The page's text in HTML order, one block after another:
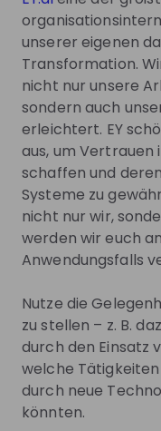
Transactions an.
Branchenwissen,
multidisziplinäres
Ökosystem-
Dienstleistungen in
Regionen an.
Ihr möchtet Teil
regelmäßig
Einladungen zu
meldet euch in
freuen uns auf euch!
Werdet Teil
Jobportalund
Informiert euch
oder auf unseren
LinkedIn
unserer eigenen
Transformation.
nicht nur unsere
sondern auch
erleichtert. EY
aus, um Vertrauen
schaffen und
Systeme zu
nicht nur wir,
werden wir euch
Anwendungsfalls
Nutze die
zu stellen – z. B.
durch den Einsatz
welche
durch neue
könnten.